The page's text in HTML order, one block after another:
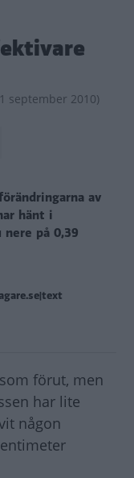
september 2010)
av
hänt i
på 0,39
förut, men
har lite
någon